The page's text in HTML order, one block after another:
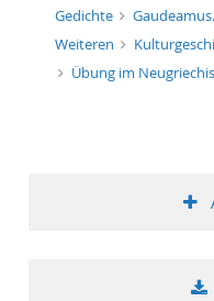
Gedichte
Weiteren
Übung im